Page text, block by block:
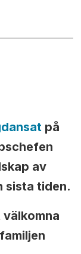
på
av
sista tiden.